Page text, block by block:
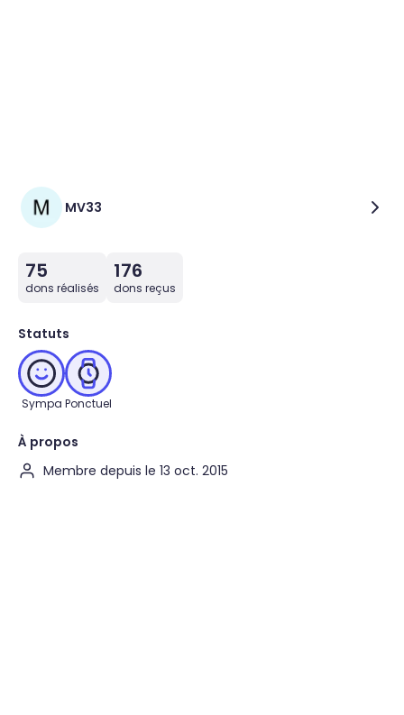
MV33
75
dons réalisés
176
dons reçus
Statuts
Sympa Ponctuel
À propos
Membre depuis le 13 oct. 2015